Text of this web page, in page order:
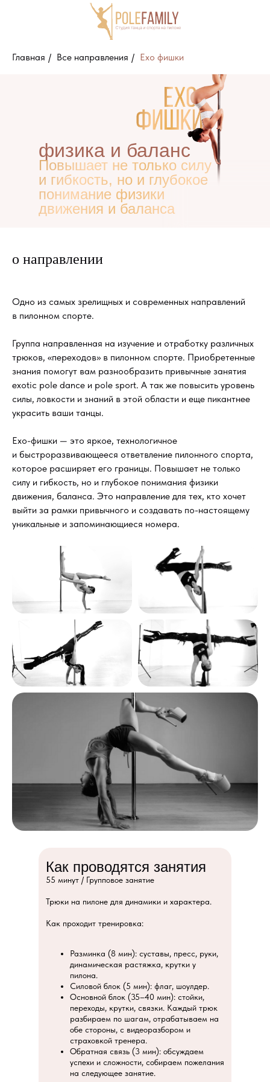
Направления Тренеры
Главная / Все направления / Exo фишки
физика и баланс
Повышает не только силу
и гибкость, но и глубокое
понимание физики
движения и баланса
о направлении
Одно из самых зрелищных и современных направлений
в пилонном спорте.
Группа направленная на изучение и отработку различных
трюков, «переходов» в пилонном спорте. Приобретенные
знания помогут вам разнообразить привычные занятия
exotic pole dance и pole sport. А так же повысить уровень
силы, ловкости и знаний в этой области и еще пикантнее
украсить ваши танцы.
Exo-фишки — это яркое, технологичное
и быстроразвивающееся ответвление пилонного спорта,
которое расширяет его границы. Повышает не только
силу и гибкость, но и глубокое понимания физики
движения, баланса. Это направление для тех, кто хочет
выйти за рамки привычного и создавать по-настоящему
уникальные и запоминающиеся номера.
Как проводятся занятия
55 минут / Групповое занятие
Трюки на пилоне для динамики и характера.
Как проходит тренировка:
Разминка (8 мин): суставы, пресс, руки,
динамическая растяжка, крутки у
пилона.
Силовой блок (5 мин): флаг, шоулдер.
Основной блок (35–40 мин): стойки,
переходы, крутки, связки. Каждый трюк
разбираем по шагам, отрабатываем на
обе стороны, с видеоразбором и
страховкой тренера.
Обратная связь (3 мин): обсуждаем
успехи и сложности, собираем пожелания
на следующее занятие.